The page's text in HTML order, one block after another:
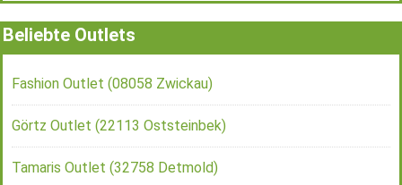
Beliebte Outlets
Fashion Outlet (08058 Zwickau)
Görtz Outlet (22113 Oststeinbek)
Tamaris Outlet (32758 Detmold)